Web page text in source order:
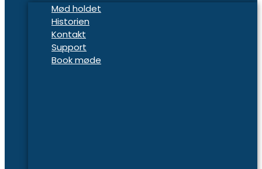
Mød holdet
Historien
Kontakt
Support
Book møde